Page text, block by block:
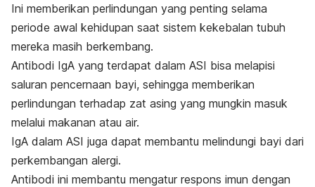
Ini memberikan perlindungan yang penting selama
periode awal kehidupan saat sistem kekebalan tubuh
mereka masih berkembang.
Antibodi IgA yang terdapat dalam ASI bisa melapisi
saluran pencernaan bayi, sehingga memberikan
perlindungan terhadap zat asing yang mungkin masuk
melalui makanan atau air.
IgA dalam ASI juga dapat membantu melindungi bayi dari
perkembangan alergi.
Antibodi ini membantu mengatur respons imun dengan